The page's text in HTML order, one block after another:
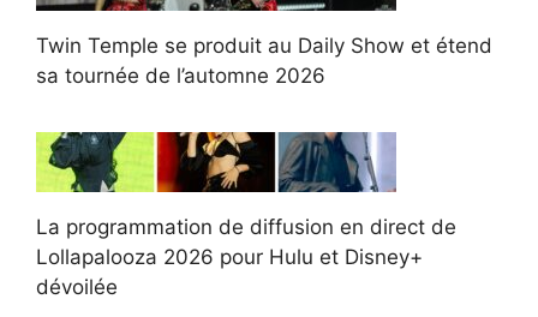
Twin Temple se produit au Daily Show et étend
sa tournée de l’automne 2026
La programmation de diffusion en direct de
Lollapalooza 2026 pour Hulu et Disney+
dévoilée